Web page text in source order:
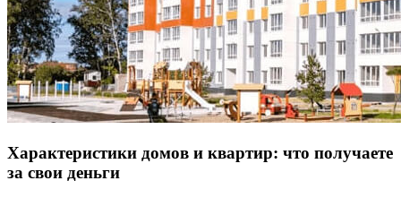
Характеристики домов и квартир: что получаете
за свои деньги